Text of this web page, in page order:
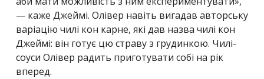
— каже Джеймі. Олівер навіть вигадав авторську
варіацію чилі кон карне, які дав назва чилі кон
Джеймі: він готує цю страву з грудинкою. Чилі-
соуси Олівер радить приготувати собі на рік
вперед.